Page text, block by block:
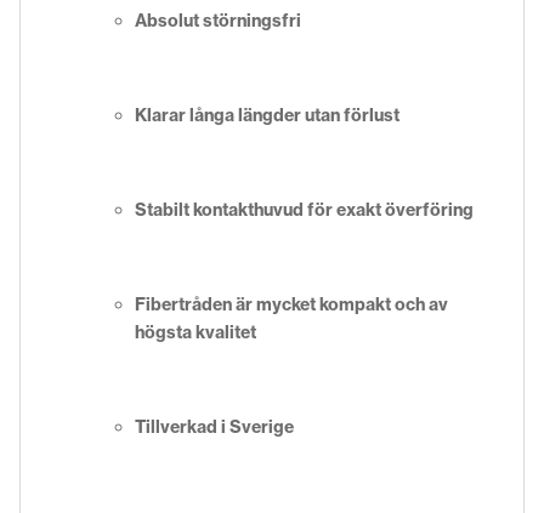
Absolut störningsfri
Klarar långa längder utan förlust
Stabilt kontakthuvud för exakt överföring
Fibertråden är mycket kompakt och av
högsta kvalitet
Tillverkad i Sverige